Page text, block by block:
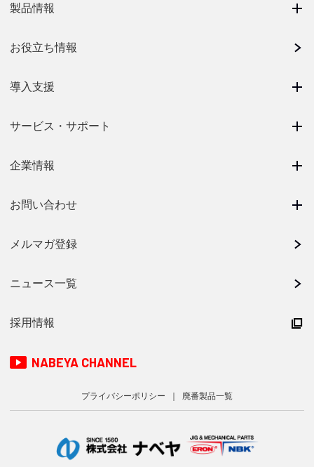
製品情報
お役立ち情報
導入支援
サービス・サポート
企業情報
お問い合わせ
メルマガ登録
ニュース一覧
採用情報
NABEYA CHANNEL
プライバシーポリシー 廃番製品一覧